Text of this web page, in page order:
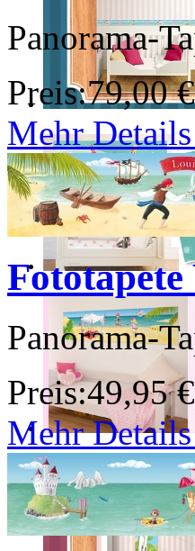
Panorama-
Preis:79,00 €
Mehr
Panorama-
Preis:49,95 €
Mehr